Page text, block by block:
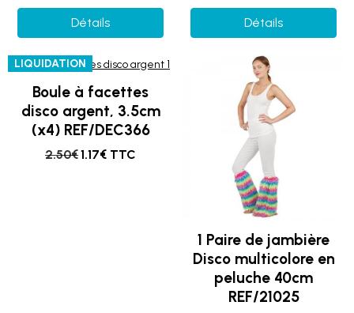
Détails Détails
LIQUIDATION
Boule à facettes
disco argent, 3.5cm
(x4) REF/DEC366
2.50€1.17€ TTC
1 Paire de jambière
Disco multicolore en
peluche 40cm
REF/21025